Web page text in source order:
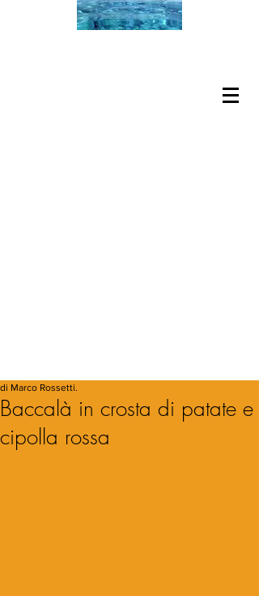
Baccalà in crosta di patate e
cipolla rossa
di Marco Rossetti.